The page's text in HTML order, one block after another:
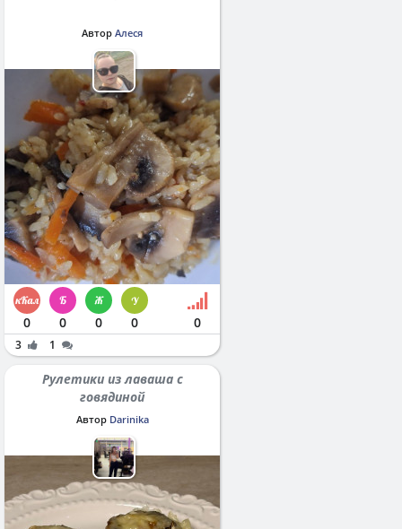
Автор Алеся
0 0 0 0 0
3 1
Рулетики из лаваша с
говядиной
Автор Darinika